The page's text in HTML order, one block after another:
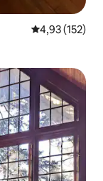
Vidutinis
4,93 (152)